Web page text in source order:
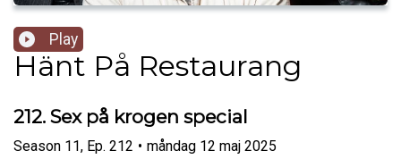
Play
Hänt På Restaurang
212. Sex på krogen special
Season 11, Ep. 212 • måndag 12 maj 2025